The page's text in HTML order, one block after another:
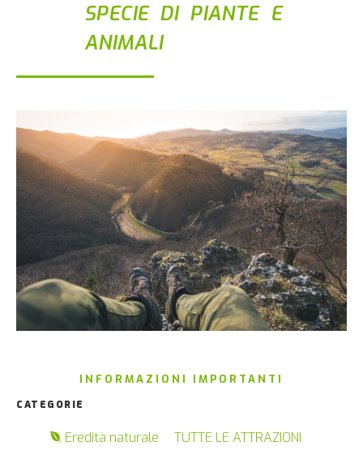
SPECIE DI PIANTE E
ANIMALI
INFORMAZIONI IMPORTANTI
CATEGORIE
Eredità naturale TUTTE LE ATTRAZIONI